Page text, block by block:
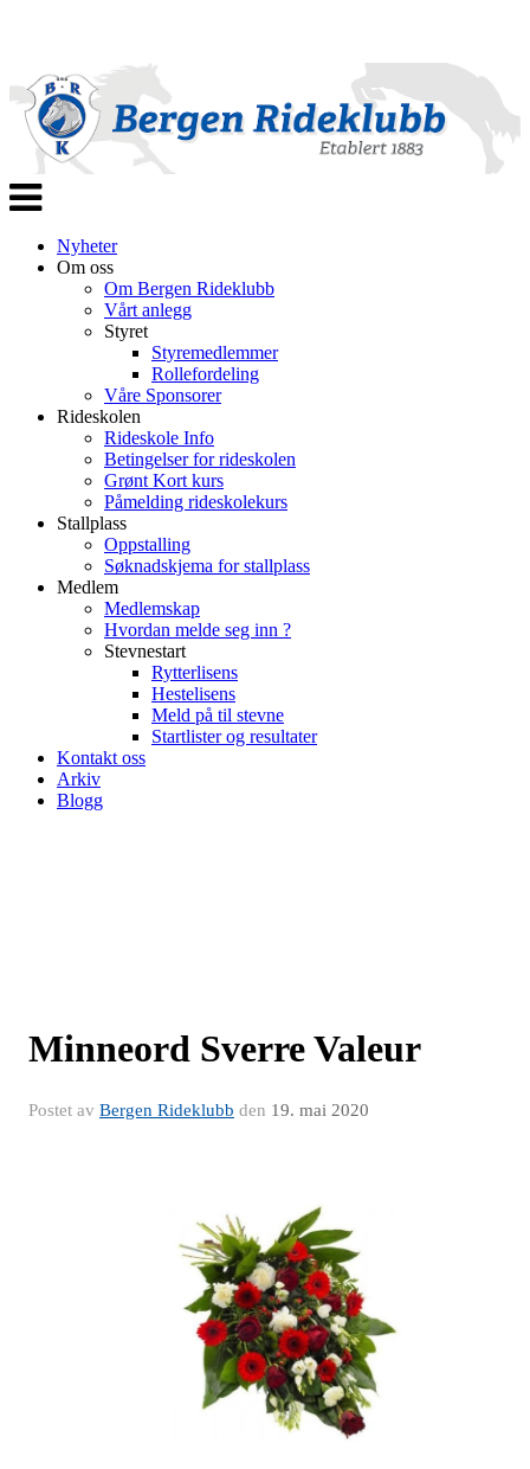
Veksle
navigasjon
Nyheter
Om oss
Om Bergen Rideklubb
Vårt anlegg
Styret
Styremedlemmer
Rollefordeling
Våre Sponsorer
Rideskolen
Rideskole Info
Betingelser for rideskolen
Grønt Kort kurs
Påmelding rideskolekurs
Stallplass
Oppstalling
Søknadskjema for stallplass
Medlem
Medlemskap
Hvordan melde seg inn ?
Stevnestart
Rytterlisens
Hestelisens
Meld på til stevne
Startlister og resultater
Kontakt oss
Arkiv
Blogg
Minneord Sverre Valeur
Postet av Bergen Rideklubb den 19. mai 2020